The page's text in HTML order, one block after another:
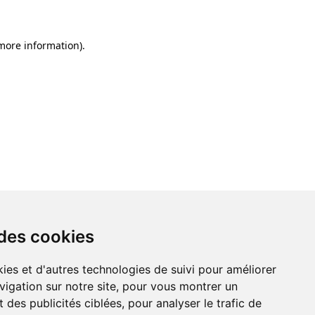
cookies
et d'autres technologies de suivi pour améliorer
sur notre site, pour vous montrer un
des publicités ciblées, pour analyser le trafic de
information).